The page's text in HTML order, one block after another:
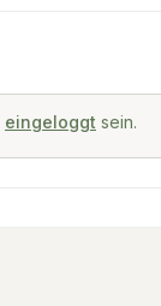
eingeloggt sein.